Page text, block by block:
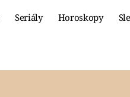
Seriály Horoskopy